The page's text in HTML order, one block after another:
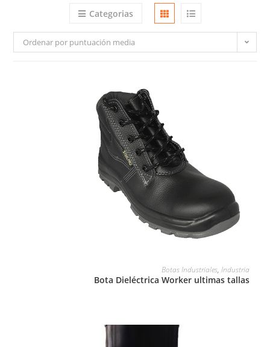
Categorias
Ordenar por puntuación media
Botas Industriales,Industria
Bota Dieléctrica Worker ultimas tallas